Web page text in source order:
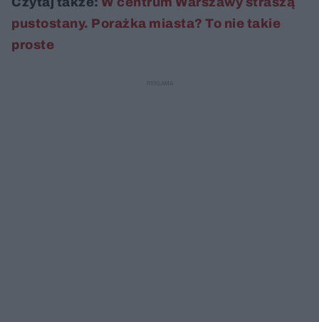
pustostany. Porażka miasta? To nie takie
proste